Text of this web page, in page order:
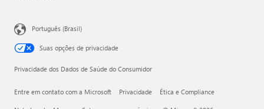
Português (Brasil)
Suas opções de privacidade
Privacidade dos Dados de Saúde do Consumidor
Entre em contato com a Microsoft Privacidade Ética e Compliance